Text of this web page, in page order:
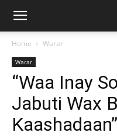
Home Warar
Warar
“Waa Inay
Jabuti Wax
Kaashadaan”